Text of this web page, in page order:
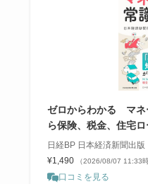
ゼロからわかる マネ
ら保険、税金、住宅
日経BP 日本経済新聞出版
¥1,490
（2026/08/07 11:33
口コミを見る